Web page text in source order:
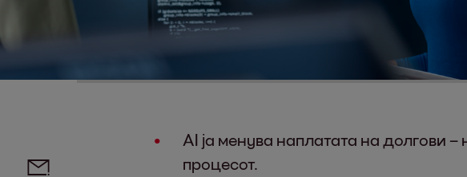
AI ја менува наплатата на долгови –
процесот.
Social media links - share article